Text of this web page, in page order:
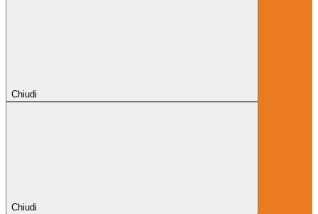
Chiudi
Chiudi